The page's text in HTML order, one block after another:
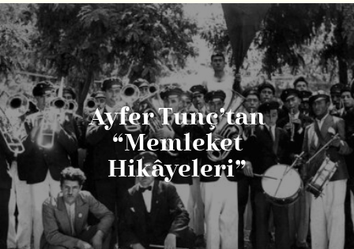
Ayfer Tunç’tan
“Memleket
Hikâyeleri”